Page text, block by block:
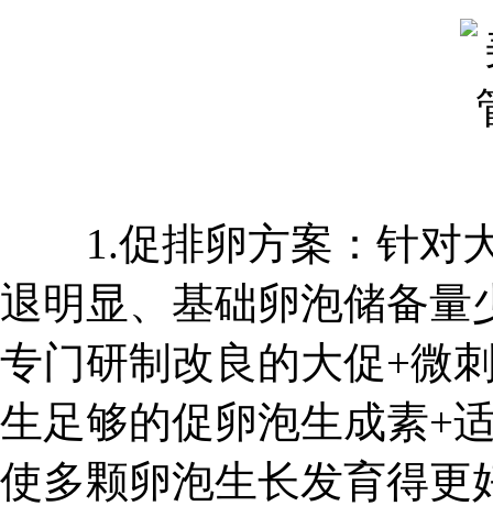
1.促排卵方案：针对大
退明显、基础卵泡储备量
专门研制改良的大促+微
生足够的促卵泡生成素+
使多颗卵泡生长发育得更